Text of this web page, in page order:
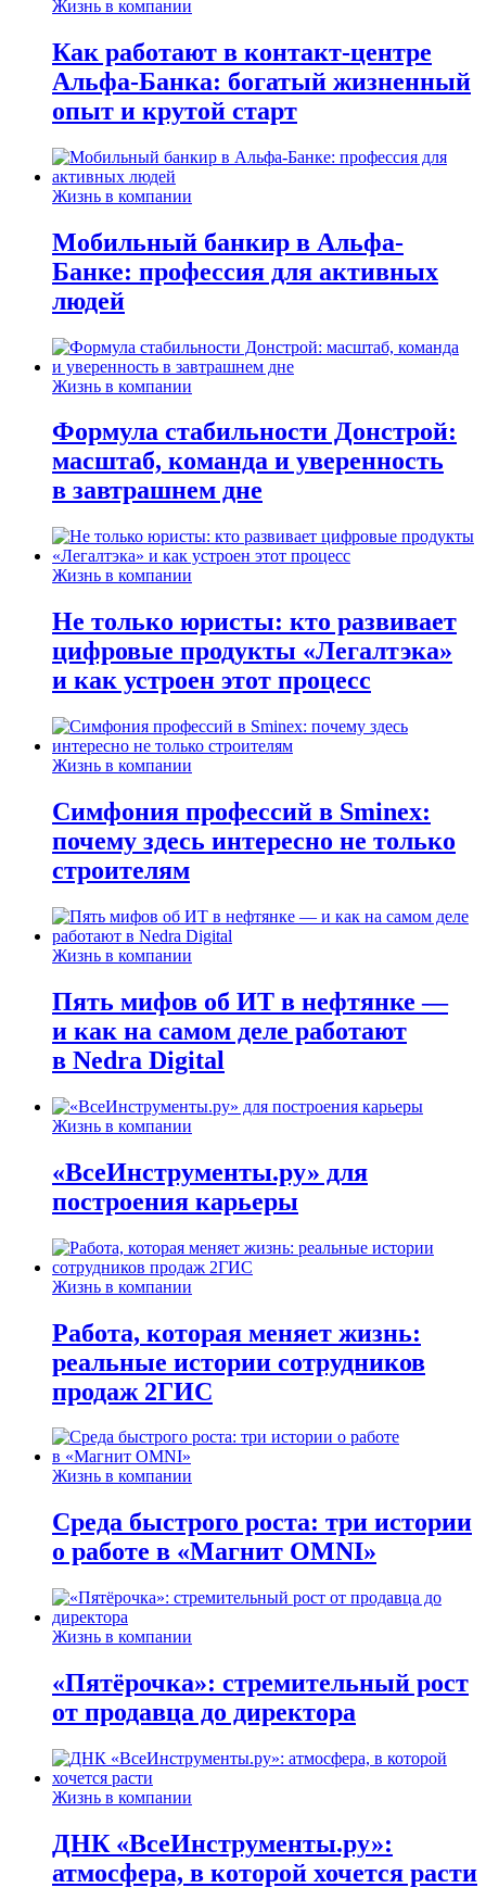
Жизнь в компании
Как работают в контакт-центре
Альфа-Банка: богатый жизненный
опыт и крутой старт
Жизнь в компании
Мобильный банкир в Альфа-
Банке: профессия для активных
людей
Жизнь в компании
Формула стабильности Донстрой:
масштаб, команда и уверенность
в завтрашнем дне
Жизнь в компании
Не только юристы: кто развивает
цифровые продукты «Легалтэка»
и как устроен этот процесс
Жизнь в компании
Симфония профессий в Sminex:
почему здесь интересно не только
строителям
Жизнь в компании
Пять мифов об ИТ в нефтянке —
и как на самом деле работают
в Nedra Digital
Жизнь в компании
«ВсеИнструменты.ру» для
построения карьеры
Жизнь в компании
Работа, которая меняет жизнь:
реальные истории сотрудников
продаж 2ГИС
Жизнь в компании
Среда быстрого роста: три истории
о работе в «Магнит OMNI»
Жизнь в компании
«Пятёрочка»: стремительный рост
от продавца до директора
Жизнь в компании
ДНК «ВсеИнструменты.ру»:
атмосфера, в которой хочется расти